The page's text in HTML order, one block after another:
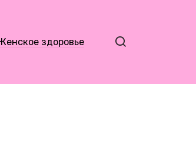
здоровье